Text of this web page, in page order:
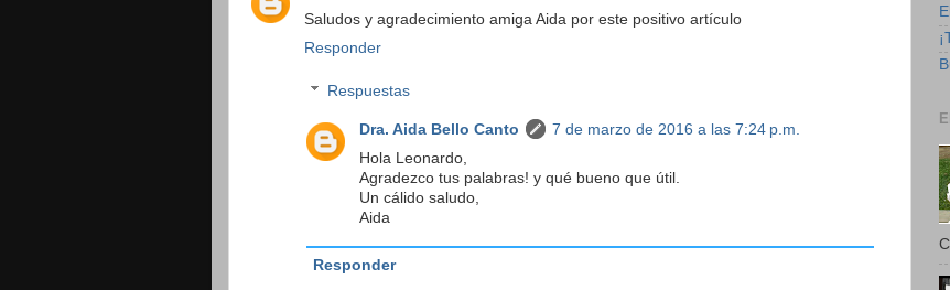
Saludos y agradecimiento amiga Aida por este positivo artículo
Responder
Respuestas
Dra. Aida Bello Canto
7 de marzo de 2016 a las 7:24 p.m.
Hola Leonardo,
Agradezco tus palabras! y qué bueno que útil.
Un cálido saludo,
Aida
Responder